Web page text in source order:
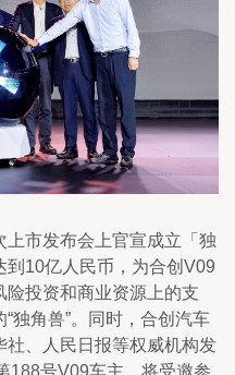
市发布会上官宣成立「独
10亿人民币，为合创V09
投资和商业资源上的支
独角兽”。同时，合创汽车
、人民日报等权威机构发